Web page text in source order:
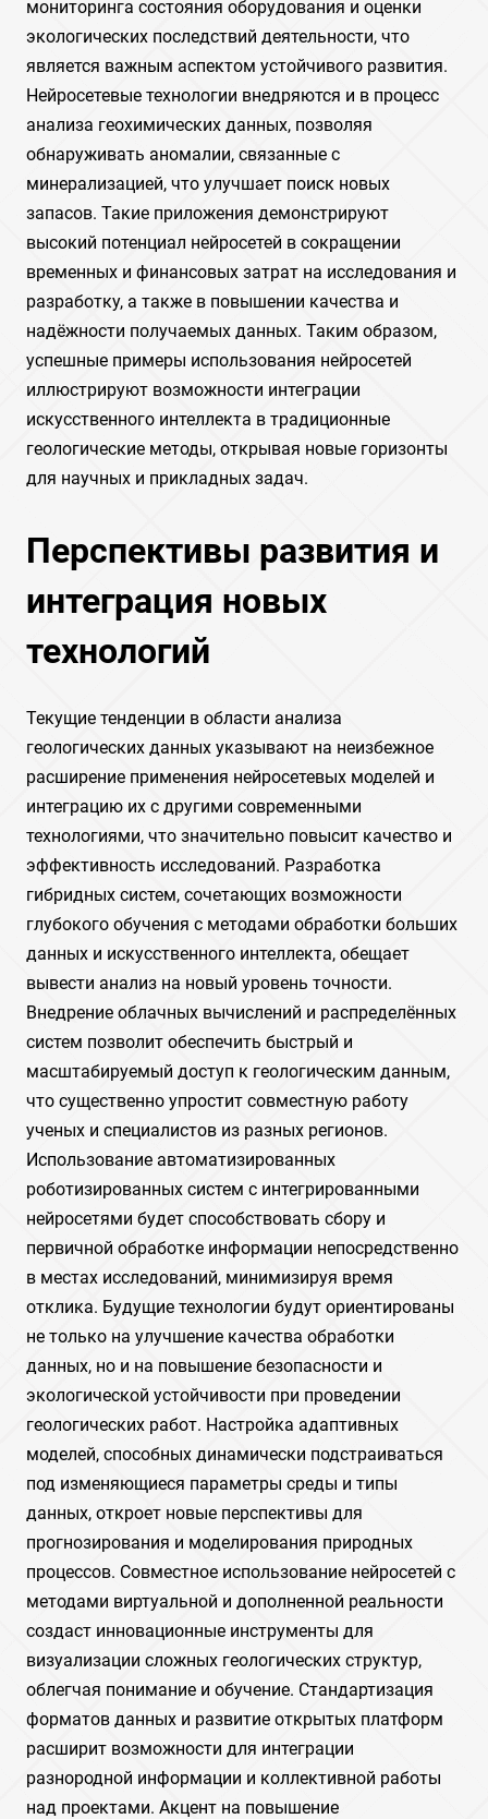
мониторинга состояния оборудования и оценки
экологических последствий деятельности, что
является важным аспектом устойчивого развития.
Нейросетевые технологии внедряются и в процесс
анализа геохимических данных, позволяя
обнаруживать аномалии, связанные с
минерализацией, что улучшает поиск новых
запасов. Такие приложения демонстрируют
высокий потенциал нейросетей в сокращении
временных и финансовых затрат на исследования и
разработку, а также в повышении качества и
надёжности получаемых данных. Таким образом,
успешные примеры использования нейросетей
иллюстрируют возможности интеграции
искусственного интеллекта в традиционные
геологические методы, открывая новые горизонты
для научных и прикладных задач.
Перспективы развития и
интеграция новых
технологий
Текущие тенденции в области анализа
геологических данных указывают на неизбежное
расширение применения нейросетевых моделей и
интеграцию их с другими современными
технологиями, что значительно повысит качество и
эффективность исследований. Разработка
гибридных систем, сочетающих возможности
глубокого обучения с методами обработки больших
данных и искусственного интеллекта, обещает
вывести анализ на новый уровень точности.
Внедрение облачных вычислений и распределённых
систем позволит обеспечить быстрый и
масштабируемый доступ к геологическим данным,
что существенно упростит совместную работу
ученых и специалистов из разных регионов.
Использование автоматизированных
роботизированных систем с интегрированными
нейросетями будет способствовать сбору и
первичной обработке информации непосредственно
в местах исследований, минимизируя время
отклика. Будущие технологии будут ориентированы
не только на улучшение качества обработки
данных, но и на повышение безопасности и
экологической устойчивости при проведении
геологических работ. Настройка адаптивных
моделей, способных динамически подстраиваться
под изменяющиеся параметры среды и типы
данных, откроет новые перспективы для
прогнозирования и моделирования природных
процессов. Совместное использование нейросетей с
методами виртуальной и дополненной реальности
создаст инновационные инструменты для
визуализации сложных геологических структур,
облегчая понимание и обучение. Стандартизация
форматов данных и развитие открытых платформ
расширит возможности для интеграции
разнородной информации и коллективной работы
над проектами. Акцент на повышение